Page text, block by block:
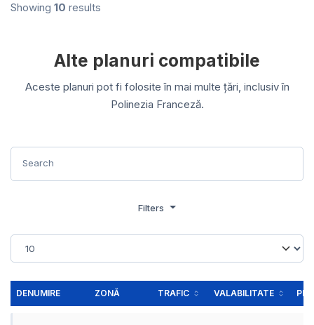
Showing 10 results
Alte planuri compatibile
Aceste planuri pot fi folosite în mai multe țări, inclusiv în
Polinezia Franceză.
Filters
DENUMIRE ZONĂ TRAFIC VALABILITATE